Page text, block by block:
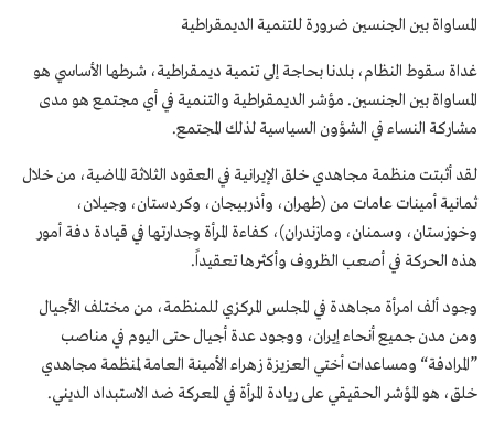
المساواة بين الجنسين ضرورة للتنمية الديمقراطية
غداة سقوط النظام، بلدنا بحاجة إلى تنمية ديمقراطية، شرطها الأساسي هو
المساواة بين الجنسين. مؤشر الديمقراطية والتنمية في أي مجتمع هو مدی
مشاركة النساء في الشؤون السياسية لذلك المجتمع.
لقد أثبتت منظمة مجاهدي خلق الإيرانية في العقود الثلاثة الماضية، من خلال
ثمانية أمينات عامات من (طهران، وأذربيجان، وكردستان، وجیلان،
وخوزستان، وسمنان، ومازندران)، كفاءة المرأة وجدارتها في قيادة دفة أمور
هذه الحركة في أصعب الظروف وأكثرها تعقيداً.
وجود ألف امرأة مجاهدة في المجلس المركزي للمنظمة، من مختلف الأجيال
ومن مدن جميع أنحاء إيران، ووجود عدة أجيال حتى اليوم في مناصب
”المرادفة“ ومساعدات أختي العزیزة زهراء الأمينة العامة لمنظمة مجاهدي
خلق، هو المؤشر الحقيقي على ريادة المرأة في المعركة ضد الاستبداد الديني.